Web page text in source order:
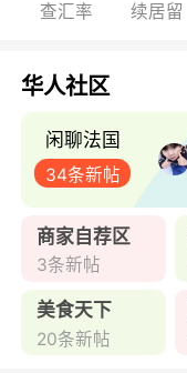
查汇率 续居留
华人社区
闲聊法国
34条新帖
商家自荐区
3条新帖
美食天下
20条新帖